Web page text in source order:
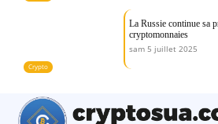
Crypto
La Russie continue sa
cryptomonnaies
sam 5 juillet 2025